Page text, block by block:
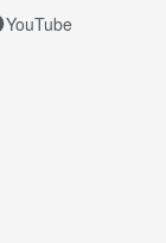
YouTube